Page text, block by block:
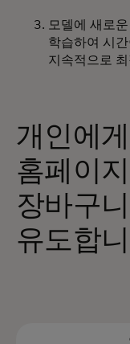
모델에 새로
학습하여 시
지속적으로
개인에
홈페이
장바구
유도합